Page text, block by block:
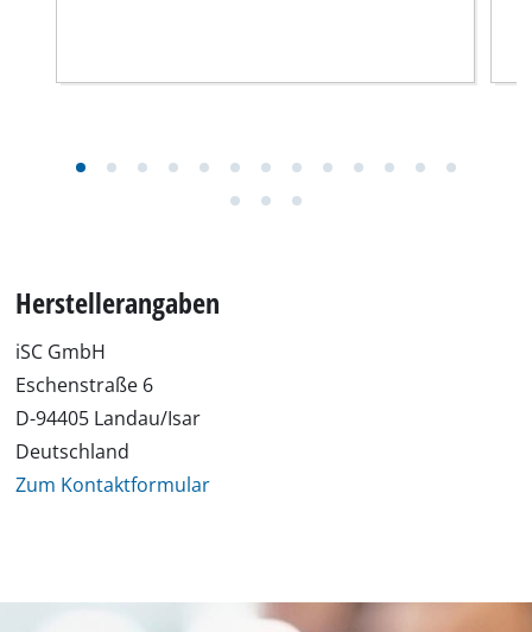
Herstellerangaben
iSC GmbH
Eschenstraße 6
D-94405 Landau/Isar
Deutschland
Zum Kontaktformular